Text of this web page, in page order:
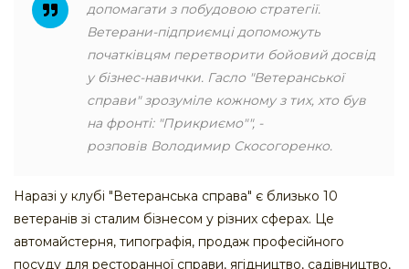
допомагати з побудовою стратегії.
Ветерани-підприємці допоможуть
початківцям перетворити бойовий досвід
у бізнес-навички. Гасло "Ветеранської
справи" зрозуміле кожному з тих, хто був
на фронті: "Прикриємо"", -
розповів Володимир Скосогоренко.
Наразі у клубі "Ветеранська справа" є близько 10
ветеранів зі сталим бізнесом у різних сферах. Це
автомайстерня, типографія, продаж професійного
посуду для ресторанної справи, ягідництво, садівництво,